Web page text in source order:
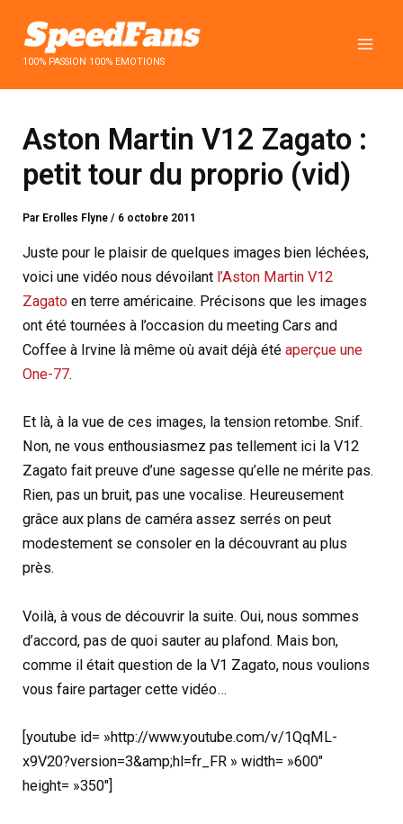
contenu100% PASSION 100% EMOTIONS
Aston Martin V12 Zagato :
petit tour du proprio (vid)
Par Erolles Flyne/ 6 octobre 2011
Juste pour le plaisir de quelques images bien léchées,
voici une vidéo nous dévoilant l’Aston Martin V12
Zagato en terre américaine. Précisons que les images
ont été tournées à l’occasion du meeting Cars and
Coffee à Irvine là même où avait déjà étéaperçue une
One-77.
Et là, à la vue de ces images, la tension retombe. Snif.
Non, ne vous enthousiasmez pas tellement ici la V12
Zagato fait preuve d’une sagesse qu’elle ne mérite pas.
Rien, pas un bruit, pas une vocalise. Heureusement
grâce aux plans de caméra assez serrés on peut
modestement se consoler en la découvrant au plus
près.
Voilà, à vous de découvrir la suite. Oui, nous sommes
d’accord, pas de quoi sauter au plafond. Mais bon,
comme il était question de la V1 Zagato, nous voulions
vous faire partager cette vidéo…
[youtube id= »http://www.youtube.com/v/1QqML-
x9V20?version=3&amp;hl=fr_FR » width= »600″
height= »350″]